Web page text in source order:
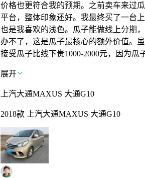
价格也更符合我的预期。之前卖车来过
平台，整体印象还好。我最终买了一台
也是我喜欢的浅色。瓜子能做线上分期
办不了，这是瓜子最核心的额外价值。
接受瓜子比线下贵1000-2000元，因为
展开
上汽大通MAXUS 大通G10
2018款 上汽大通MAXUS 大通G10